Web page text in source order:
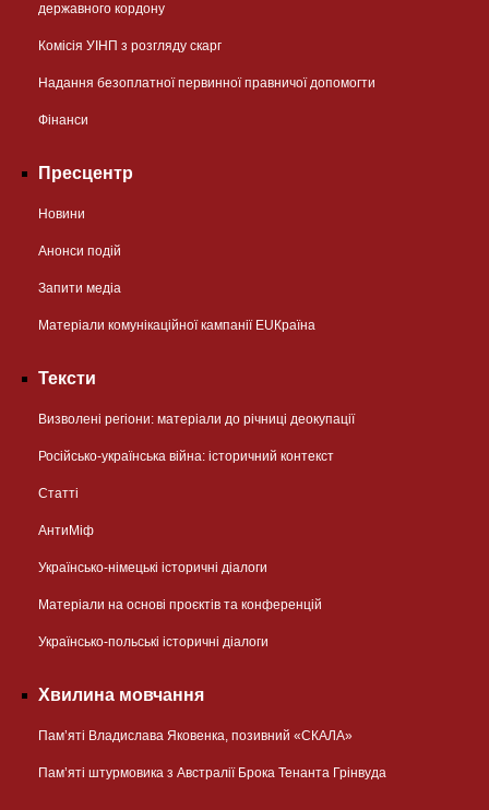
державного кордону
Комісія УІНП з розгляду скарг
Надання безоплатної первинної правничої допомогти
Фінанси
Пресцентр
Новини
Анонси подій
Запити медіа
Матеріали комунікаційної кампанії EUКраїна
Тексти
Визволені регіони: матеріали до річниці деокупації
Російсько-українська війна: історичний контекст
Статті
АнтиМіф
Українсько-німецькі історичні діалоги
Матеріали на основі проєктів та конференцій
Українсько-польські історичні діалоги
Хвилина мовчання
Пам’яті Владислава Яковенка, позивний «СКАЛА»
Пам’яті штурмовика з Австралії Брока Тенанта Грінвуда